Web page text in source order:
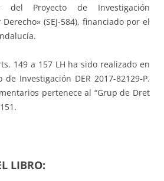
del Proyecto de Investigación
(SEJ-584), financiado por el
149 a 157 LH ha sido realizado en
Investigación DER 2017-82129-P.
pertenece al “Grup de Dret
LIBRO: